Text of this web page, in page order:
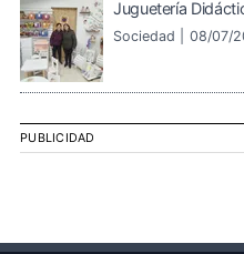
Juguetería
Sociedad | 08/07/
PUBLICIDAD